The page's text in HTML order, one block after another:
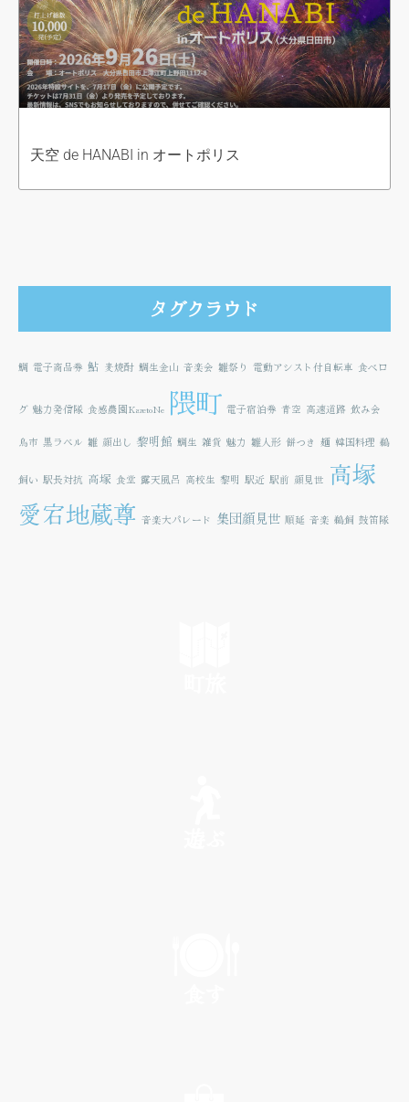
天空 de HANABI in オートポリス
タグクラウド
鯛 電子商品券 鮎 麦焼酎 鯛生金山 音楽会 雛祭り 電動アシスト付自転車 食べロ
グ 魅力発信隊 食感農園KazetoNe 隈町 電子宿泊券 青空 高速道路 飲み会
鳥市 黒ラベル 雛 顔出し 黎明館 鯛生 雑貨 魅力 雛人形 餅つき 麺 韓国料理 鵜
飼い 駅長対抗 高塚 食堂 露天風呂 高校生 黎明 駅近 駅前 顔見世 高塚
愛宕地蔵尊 音楽大パレード 集団顔見世 順延 音楽 鵜飼 鼓笛隊